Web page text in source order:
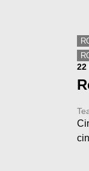
22